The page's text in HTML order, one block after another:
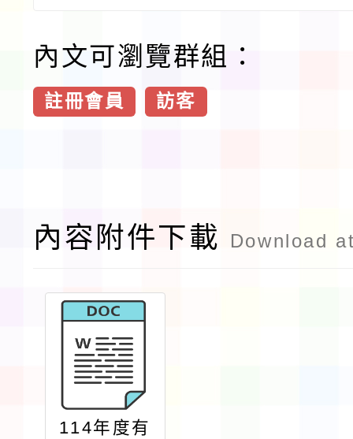
內文可瀏覽群組：
註冊會員 訪客
內容附件下載 Download
114年度有